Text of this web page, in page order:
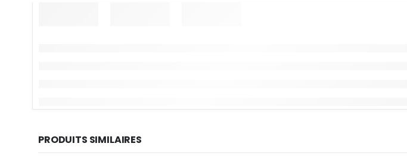
PRODUITS SIMILAIRES